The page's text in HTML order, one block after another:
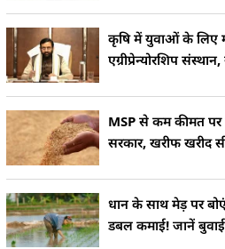
कृषि में युवाओं के लिए
एग्रीप्रेन्योरशिप
MSP से कम कीमत पर
सरकार, खरीफ खरीद
धान के साथ मेड़ पर
डबल कमाई! जानें